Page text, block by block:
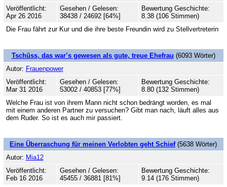
Veröffentlicht:
Apr 26 2016
Gesehen / Gelesen:
38438 / 24692 [64%]
Bewertung Geschichte:
8.38 (106 Stimmen)
Die Frau fährt zur Kur und die ihre beste Freundin wird zu Stellvertreterin
Tschüss, das war’s gewesen als gute, treue Ehefrau (6093 Wörter)
Autor: Frauenpower
Veröffentlicht:
Mar 31 2016
Gesehen / Gelesen:
53002 / 40853 [77%]
Bewertung Geschichte:
8.80 (132 Stimmen)
Welche Frau ist von ihrem Mann nicht schon bedrängt worden, es mal
mit einem anderen Partner zu versuchen? Gibt man nach, läuft alles aus
dem Ruder. So ist es auch mir passiert.
Eine Überraschung für meinen Verlobten geht Schief(5638 Wörter)
Autor: Mia12
Veröffentlicht:
Feb 16 2016
Gesehen / Gelesen:
45455 / 36881 [81%]
Bewertung Geschichte:
9.14 (176 Stimmen)